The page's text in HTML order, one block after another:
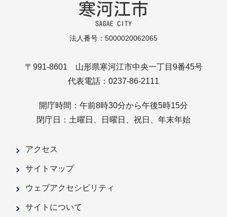
法人番号：5000020062065
〒991-8601 山形県寒河江市中央一丁目9番45号
代表電話：0237-86-2111
開庁時間：午前8時30分から午後5時15分
閉庁日：土曜日、日曜日、祝日、年末年始
アクセス
サイトマップ
ウェブアクセシビリティ
サイトについて